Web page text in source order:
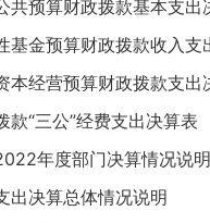
预算财政拨款基本支出
金预算财政拨款收入支
经营预算财政拨款支出
“三公”经费支出决算表
年度部门决算情况说明
决算总体情况说明